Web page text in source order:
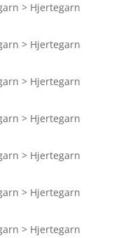
> Hjertegarn
> Hjertegarn
> Hjertegarn
> Hjertegarn
> Hjertegarn
> Hjertegarn
> Hjertegarn